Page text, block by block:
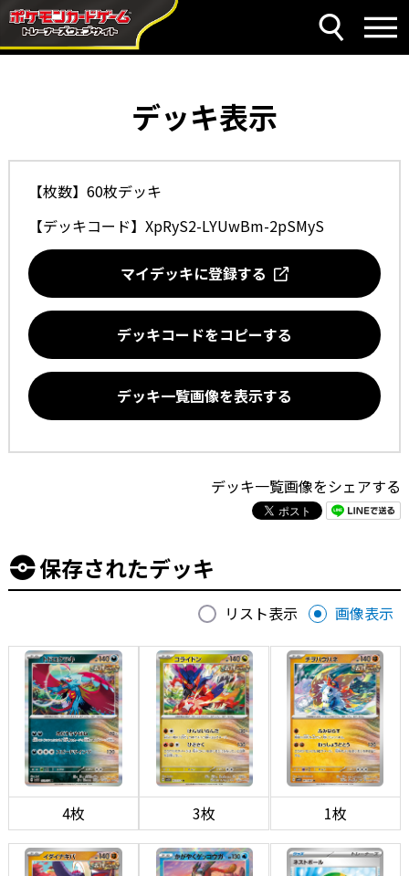
デッキ表示
【枚数】60枚デッキ
【デッキコード】 XpRyS2-LYUwBm-2pSMyS
マイデッキに登録する
デッキコードをコピーする
デッキ一覧画像を表示する
デッキ一覧画像をシェアする
保存されたデッキ
リスト表示 画像表示
4枚 3枚 1枚